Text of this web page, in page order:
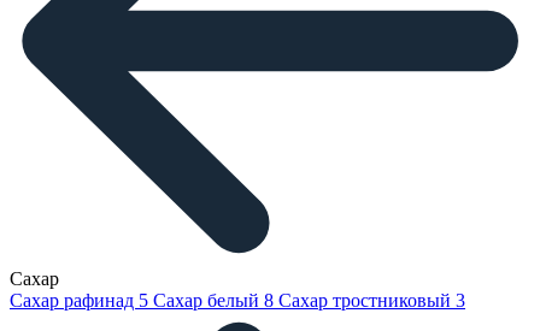
Сахар
Сахар рафинад 5 Сахар белый 8 Сахар тростниковый 3